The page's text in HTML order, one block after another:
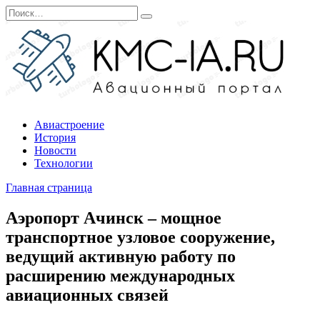
Перейти
к
содержанию
Search
for:
Авиастроение
История
Новости
Технологии
Главная страница
Аэропорт Ачинск – мощное
транспортное узловое сооружение,
ведущий активную работу по
расширению международных
авиационных связей